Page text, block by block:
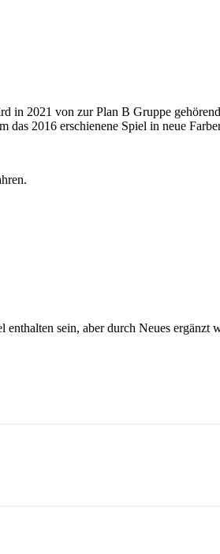
in 2021 von zur Plan B Gruppe
2016 erschienene Spiel in neue
sein, aber durch Neues ergänzt